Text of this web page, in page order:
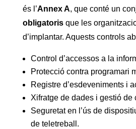
és l’Annex A, que conté un
obligatorisque les
d’implantar. Aquests controls
Control d’accessos a la
Protecció contra programari
Registre d’esdeveniments i
Xifratge de dades i gestió de
Seguretat en l’ús de
de teletreball.